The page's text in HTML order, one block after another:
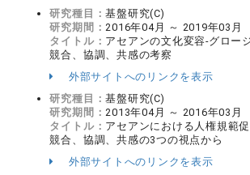
研究種目：基盤研究(C)
研究期間：2016年04月 ～ 2019年03月
タイトル： アセアンの文化変容-グロー
競合、協調、共感の考察
外部サイトへのリンクを表示
研究種目：基盤研究(C)
研究期間：2013年04月 ～ 2016年03月
タイトル： アセアンにおける人権規範
競合、協調、共感の3つの視点から
外部サイトへのリンクを表示